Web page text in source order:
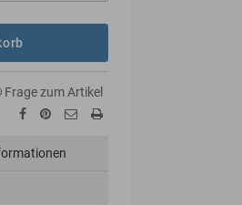
Frage zum Artikel